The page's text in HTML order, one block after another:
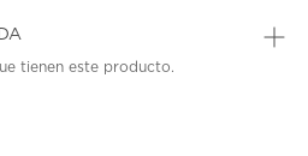
tienen este producto.